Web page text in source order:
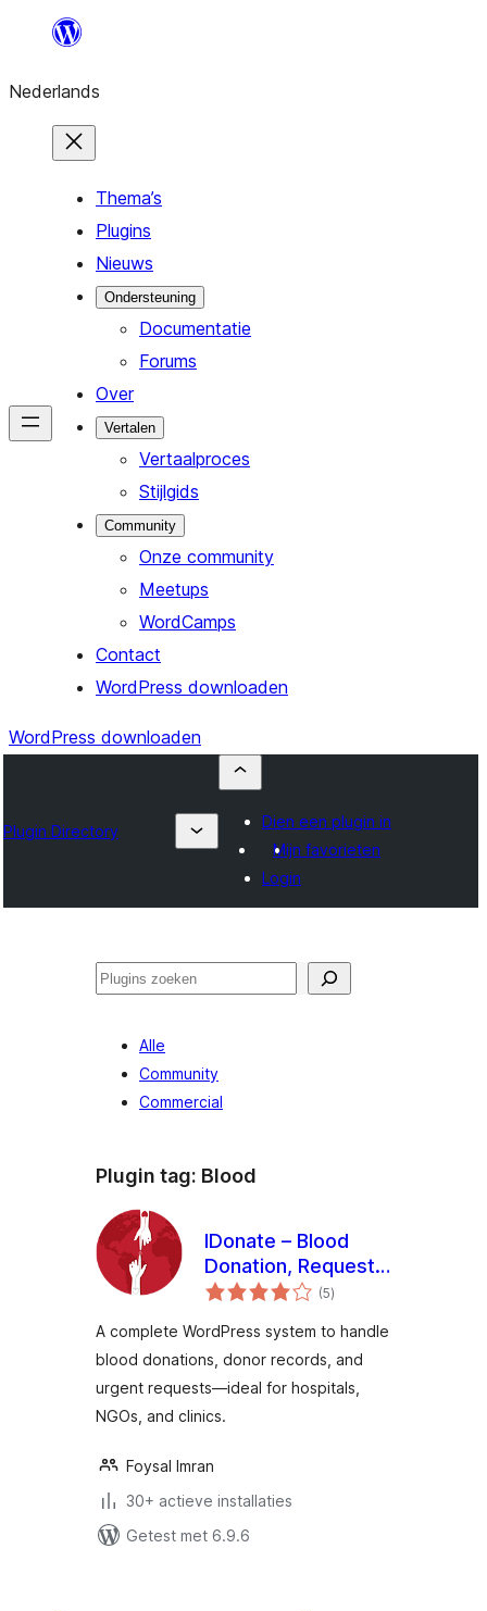
de
inhoud
Nederlands
Thema’s
Plugins
Nieuws
Ondersteuning
Documentatie
Forums
Over
Vertalen
Vertaalproces
Stijlgids
Community
Onze community
Meetups
WordCamps
Contact
WordPress downloaden
WordPress downloaden
Plugin Directory
Dien een plugin in
Mijn favorieten
Login
Zoeken
Alle
Community
Commercial
Plugin tag: Blood
IDonate – Blood
Donation, Request
And Donor
System
(5totaal
waarderingen
)
A complete WordPress system to handle
blood donations, donor records, and
urgent requests—ideal for hospitals,
NGOs, and clinics.
Foysal Imran
30+ actieve installaties
Getest met 6.9.6